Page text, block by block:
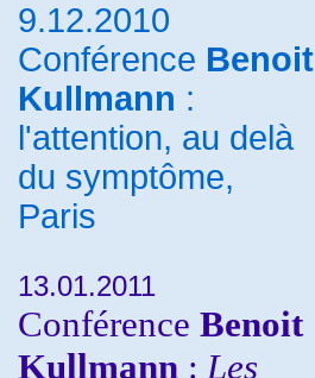
9.12.2010
Conférence Benoit
Kullmann :
l'attention, au delà
du symptôme,
Paris
13.01.2011
Conférence Benoit
Kullmann : Les